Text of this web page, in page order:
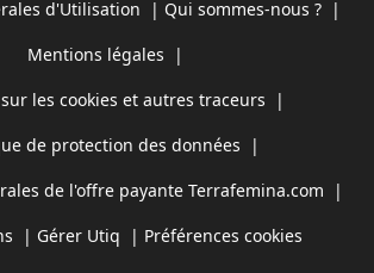
d'Utilisation | Qui sommes-nous ? |
Mentions légales |
les cookies et autres traceurs |
de protection des données |
de l'offre payante Terrafemina.com |
| Gérer Utiq | Préférences cookies